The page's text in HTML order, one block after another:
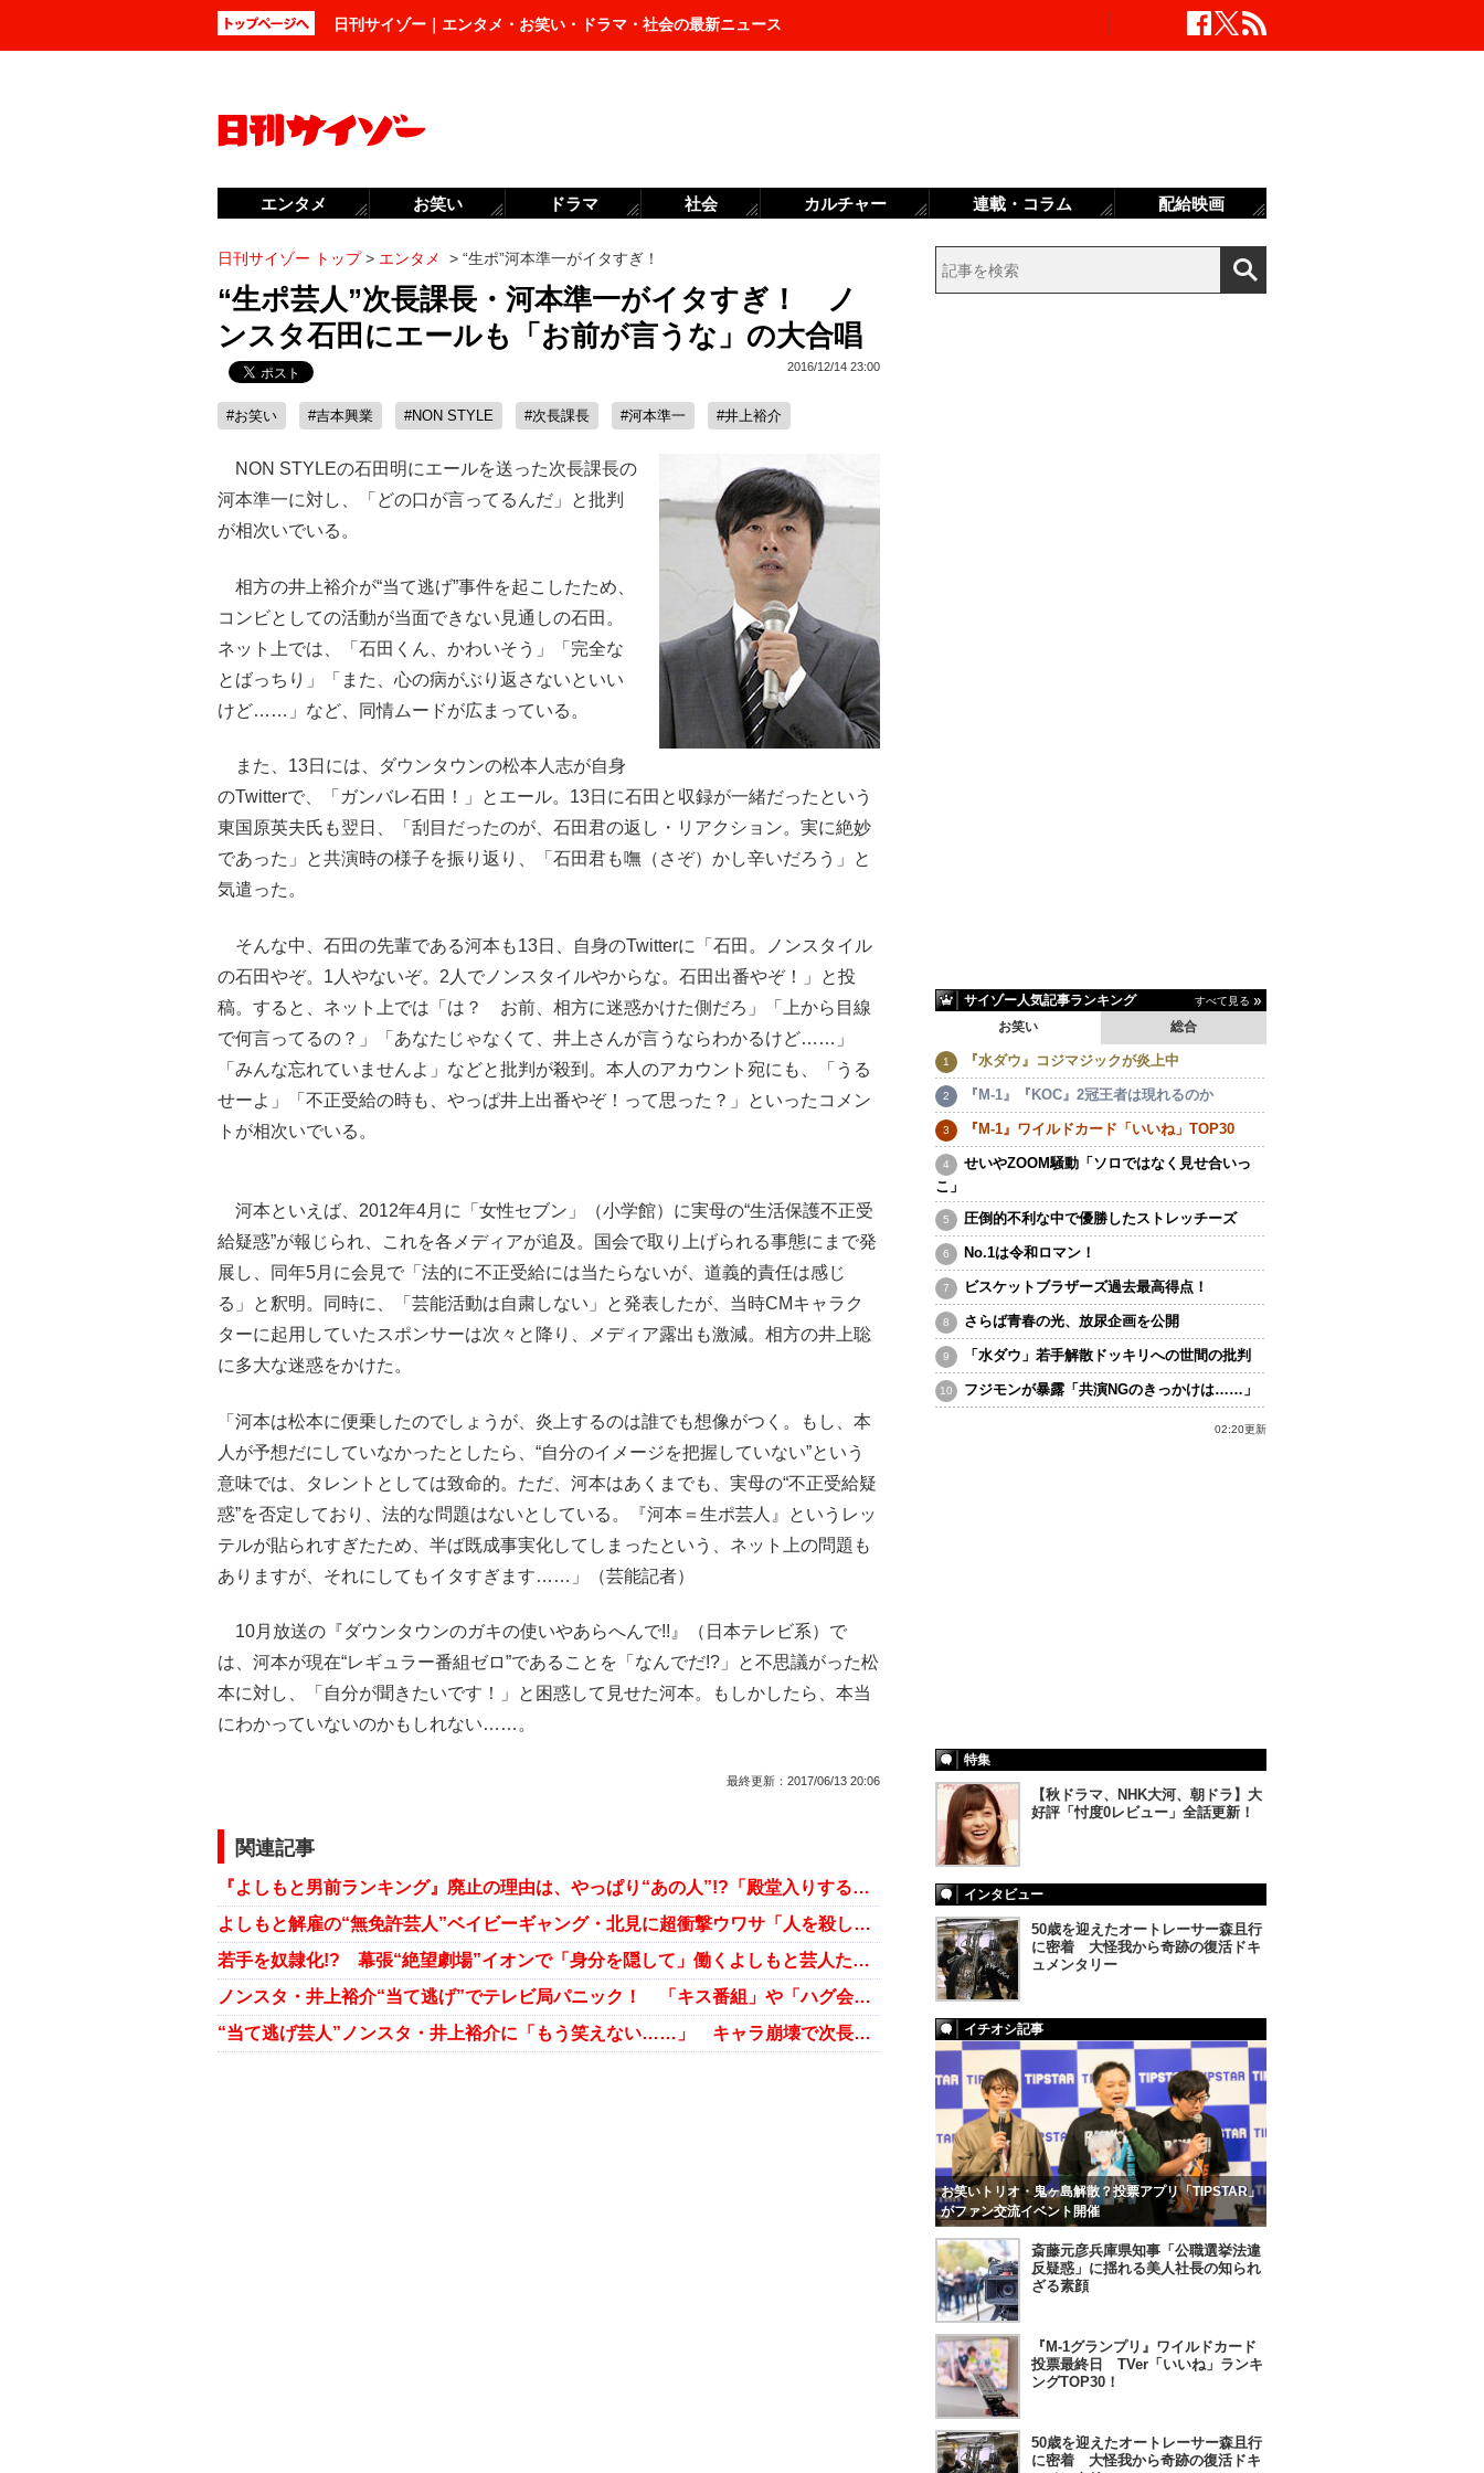
日刊サイゾー｜エンタメ・お笑い・ドラマ・社会の最新ニュース
日刊サイゾー トップ> エンタメ > “生ポ”河本準一がイタすぎ！
“生ポ芸人”次長課長・河本準一がイタすぎ！ ノ
ンスタ石田にエールも「お前が言うな」の大合唱
2016/12/14 23:00
#お笑い #吉本興業 #NON STYLE #次長課長 #河本準一 #井上裕介
NON STYLEの石田明にエールを送った次長課長の
河本準一に対し、「どの口が言ってるんだ」と批判
が相次いでいる。
相方の井上裕介が“当て逃げ”事件を起こしたため、
コンビとしての活動が当面できない見通しの石田。
ネット上では、「石田くん、かわいそう」「完全な
とばっちり」「また、心の病がぶり返さないといい
けど……」など、同情ムードが広まっている。
また、13日には、ダウンタウンの松本人志が自身
のTwitterで、「ガンバレ石田！」とエール。13日に石田と収録が一緒だったという
東国原英夫氏も翌日、「刮目だったのが、石田君の返し・リアクション。実に絶妙
であった」と共演時の様子を振り返り、「石田君も嘸（さぞ）かし辛いだろう」と
気遣った。
そんな中、石田の先輩である河本も13日、自身のTwitterに「石田。ノンスタイル
の石田やぞ。1人やないぞ。2人でノンスタイルやからな。石田出番やぞ！」と投
稿。すると、ネット上では「は？ お前、相方に迷惑かけた側だろ」「上から目線
で何言ってるの？」「あなたじゃなくて、井上さんが言うならわかるけど……」
「みんな忘れていませんよ」などと批判が殺到。本人のアカウント宛にも、「うる
せーよ」「不正受給の時も、やっぱ井上出番やぞ！って思った？」といったコメン
トが相次いでいる。
河本といえば、2012年4月に「女性セブン」（小学館）に実母の“生活保護不正受
給疑惑”が報じられ、これを各メディアが追及。国会で取り上げられる事態にまで発
展し、同年5月に会見で「法的に不正受給には当たらないが、道義的責任は感じ
る」と釈明。同時に、「芸能活動は自粛しない」と発表したが、当時CMキャラク
ターに起用していたスポンサーは次々と降り、メディア露出も激減。相方の井上聡
に多大な迷惑をかけた。
「河本は松本に便乗したのでしょうが、炎上するのは誰でも想像がつく。もし、本
人が予想だにしていなかったとしたら、“自分のイメージを把握していない”という
意味では、タレントとしては致命的。ただ、河本はあくまでも、実母の“不正受給疑
惑”を否定しており、法的な問題はないとしている。『河本＝生ポ芸人』というレッ
テルが貼られすぎたため、半ば既成事実化してしまったという、ネット上の問題も
ありますが、それにしてもイタすぎます……」（芸能記者）
10月放送の『ダウンタウンのガキの使いやあらへんで!!』（日本テレビ系）で
は、河本が現在“レギュラー番組ゼロ”であることを「なんでだ!?」と不思議がった松
本に対し、「自分が聞きたいです！」と困惑して見せた河本。もしかしたら、本当
にわかっていないのかもしれない……。
最終更新： 2017/06/13 20:06
関連記事
『よしもと男前ランキング』廃止の理由は、やっぱり“あの人”!?「殿堂入りすると名前が出続ける……」
よしもと解雇の“無免許芸人”ベイビーギャング・北見に超衝撃ウワサ「人を殺したことがあるらしい!?」
若手を奴隷化!? 幕張“絶望劇場”イオンで「身分を隠して」働くよしもと芸人たちの悲鳴
ノンスタ・井上裕介“当て逃げ”でテレビ局パニック！ 「キス番組」や「ハグ会」もお蔵に
“当て逃げ芸人”ノンスタ・井上裕介に「もう笑えない……」 キャラ崩壊で次長課長・河本の二の舞いか
サイゾー人気記事ランキング すべて見る
お笑い 総合
『水ダウ』コジマジックが炎上中
『M-1』『KOC』2冠王者は現れるのか
『M-1』ワイルドカード「いいね」TOP30
せいやZOOM騒動「ソロではなく見せ合いっ
こ」
圧倒的不利な中で優勝したストレッチーズ
No.1は令和ロマン！
ビスケットブラザーズ過去最高得点！
さらば青春の光、放尿企画を公開
「水ダウ」若手解散ドッキリへの世間の批判
フジモンが暴露「共演NGのきっかけは……」
02:20更新
特集
【秋ドラマ、NHK大河、朝ドラ】大
好評「忖度0レビュー」全話更新！
インタビュー
50歳を迎えたオートレーサー森且行
に密着 大怪我から奇跡の復活ドキ
ュメンタリー
イチオシ記事
お笑いトリオ・鬼ヶ島解散？投票アプリ「TIPSTAR」
がファン交流イベント開催
斎藤元彦兵庫県知事「公職選挙法違
反疑惑」に揺れる美人社長の知られ
ざる素顔
『M-1グランプリ』ワイルドカード
投票最終日 TVer「いいね」ランキ
ングTOP30！
50歳を迎えたオートレーサー森且行
に密着 大怪我から奇跡の復活ドキ
エンタメ お笑い ドラマ 社会 カルチャー 連載・コラム 配給映画